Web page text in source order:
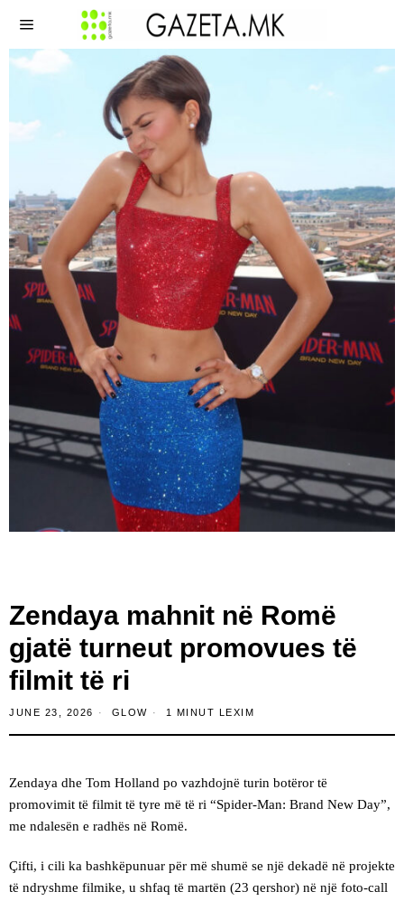
Zendaya mahnit në Romë
gjatë turneut promovues të
filmit të ri
JUNE 23, 2026 GLOW 1 MINUT LEXIM
Zendaya dhe Tom Holland po vazhdojnë turin botëror të
promovimit të filmit të tyre më të ri “Spider-Man: Brand New Day”,
me ndalesën e radhës në Romë.
Çifti, i cili ka bashkëpunuar për më shumë se një dekadë në projekte
të ndryshme filmike, u shfaq të martën (23 qershor) në një foto-call